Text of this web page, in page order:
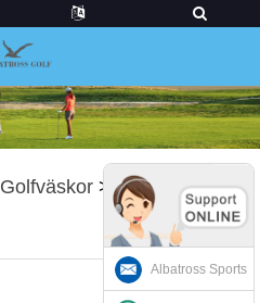
Golfväskor >Varukorg
Albatross Sports